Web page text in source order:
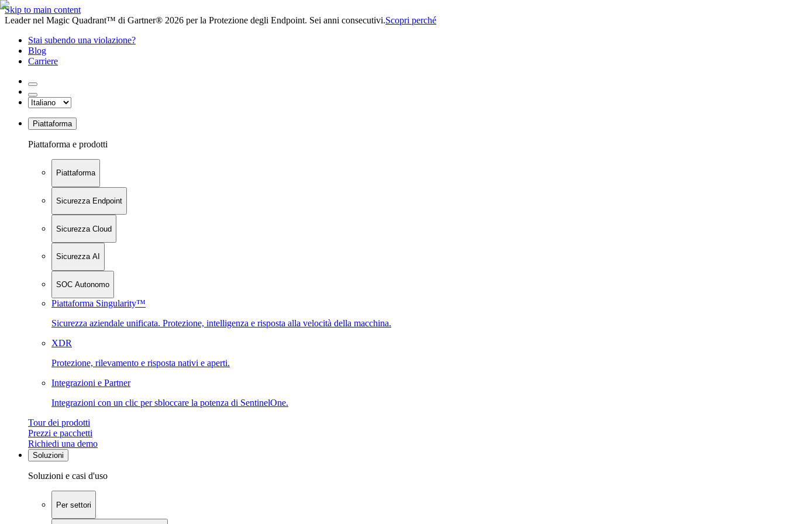
Skip to main content
Leader nel Magic Quadrant™ di Gartner® 2026 per la Protezione degli Endpoint. Sei anni consecutivi.Scopri perché
Stai subendo una violazione?
Blog
Carriere
Piattaforma
Piattaforma e prodotti
Piattaforma
Sicurezza Endpoint
Sicurezza Cloud
Sicurezza AI
SOC Autonomo
Piattaforma Singularity™
Sicurezza aziendale unificata. Protezione, intelligenza e risposta alla velocità della macchina.
XDR
Protezione, rilevamento e risposta nativi e aperti.
Integrazioni e Partner
Integrazioni con un clic per sbloccare la potenza di SentinelOne.
Tour dei prodotti
Prezzi e pacchetti
Richiedi una demo
Soluzioni
Soluzioni e casi d'uso
Per settori